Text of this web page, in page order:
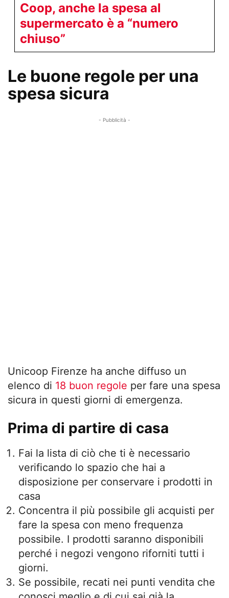
Coop, anche la spesa al
supermercato è a “numero
chiuso”
Le buone regole per una
spesa sicura
- Pubblicità -
Unicoop Firenze ha anche diffuso un
elenco di 18 buon regole per fare una spesa
sicura in questi giorni di emergenza.
Prima di partire di casa
Fai la lista di ciò che ti è necessario
verificando lo spazio che hai a
disposizione per conservare i prodotti in
casa
Concentra il più possibile gli acquisti per
fare la spesa con meno frequenza
possibile. I prodotti saranno disponibili
perché i negozi vengono riforniti tutti i
giorni.
Se possibile, recati nei punti vendita che